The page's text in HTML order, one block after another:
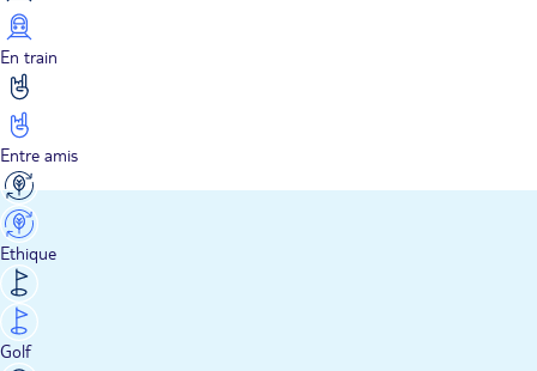
En train
Entre amis
Ethique
Golf